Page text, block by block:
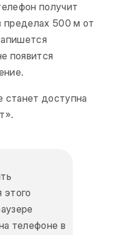
получит
пределах 500 м от
появится
доступна
телефоне в